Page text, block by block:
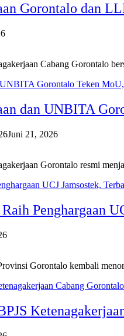
Gorontalo dan
Cabang Gorontalo
dan UNBITA
Juni 21, 2026
Gorontalo resmi
Penghargaan
Gorontalo kembali